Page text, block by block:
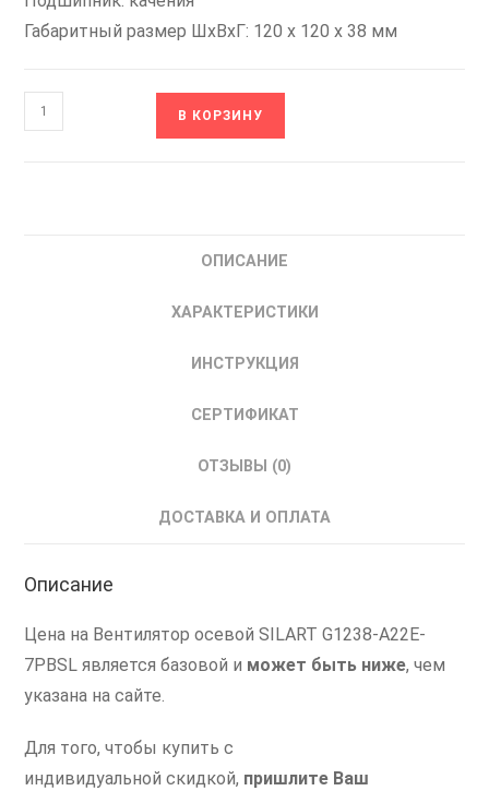
Габаритный размер ШхВхГ: 120 х 120 х 38 мм
Количество
товара
В КОРЗИНУ
ОПИСАНИЕ
ХАРАКТЕРИСТИКИ
ИНСТРУКЦИЯ
СЕРТИФИКАТ
ОТЗЫВЫ (0)
ДОСТАВКА И ОПЛАТА
Описание
Цена на Вентилятор осевой SILART G1238-A22E-
7PBSL является базовой и может быть ниже, чем
указана на сайте.
Для того, чтобы купить с
индивидуальной скидкой, пришлите Ваш